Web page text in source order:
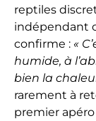
reptiles
indépendant
confirme : «
humide, à
bien la
rarement à
premier apéro